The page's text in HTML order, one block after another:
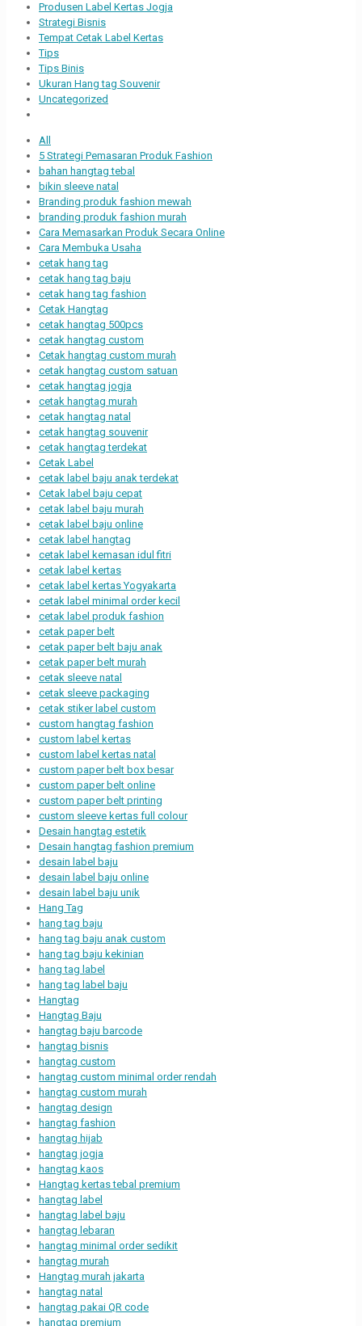
Produsen Label Kertas Jogja
Strategi Bisnis
Tempat Cetak Label Kertas
Tips
Tips Binis
Ukuran Hang tag Souvenir
Uncategorized
All
5 Strategi Pemasaran Produk Fashion
bahan hangtag tebal
bikin sleeve natal
Branding produk fashion mewah
branding produk fashion murah
Cara Memasarkan Produk Secara Online
Cara Membuka Usaha
cetak hang tag
cetak hang tag baju
cetak hang tag fashion
Cetak Hangtag
cetak hangtag 500pcs
cetak hangtag custom
Cetak hangtag custom murah
cetak hangtag custom satuan
cetak hangtag jogja
cetak hangtag murah
cetak hangtag natal
cetak hangtag souvenir
cetak hangtag terdekat
Cetak Label
cetak label baju anak terdekat
Cetak label baju cepat
cetak label baju murah
cetak label baju online
cetak label hangtag
cetak label kemasan idul fitri
cetak label kertas
cetak label kertas Yogyakarta
cetak label minimal order kecil
cetak label produk fashion
cetak paper belt
cetak paper belt baju anak
cetak paper belt murah
cetak sleeve natal
cetak sleeve packaging
cetak stiker label custom
custom hangtag fashion
custom label kertas
custom label kertas natal
custom paper belt box besar
custom paper belt online
custom paper belt printing
custom sleeve kertas full colour
Desain hangtag estetik
Desain hangtag fashion premium
desain label baju
desain label baju online
desain label baju unik
Hang Tag
hang tag baju
hang tag baju anak custom
hang tag baju kekinian
hang tag label
hang tag label baju
Hangtag
Hangtag Baju
hangtag baju barcode
hangtag bisnis
hangtag custom
hangtag custom minimal order rendah
hangtag custom murah
hangtag design
hangtag fashion
hangtag hijab
hangtag jogja
hangtag kaos
Hangtag kertas tebal premium
hangtag label
hangtag label baju
hangtag lebaran
hangtag minimal order sedikit
hangtag murah
Hangtag murah jakarta
hangtag natal
hangtag pakai QR code
hangtag premium